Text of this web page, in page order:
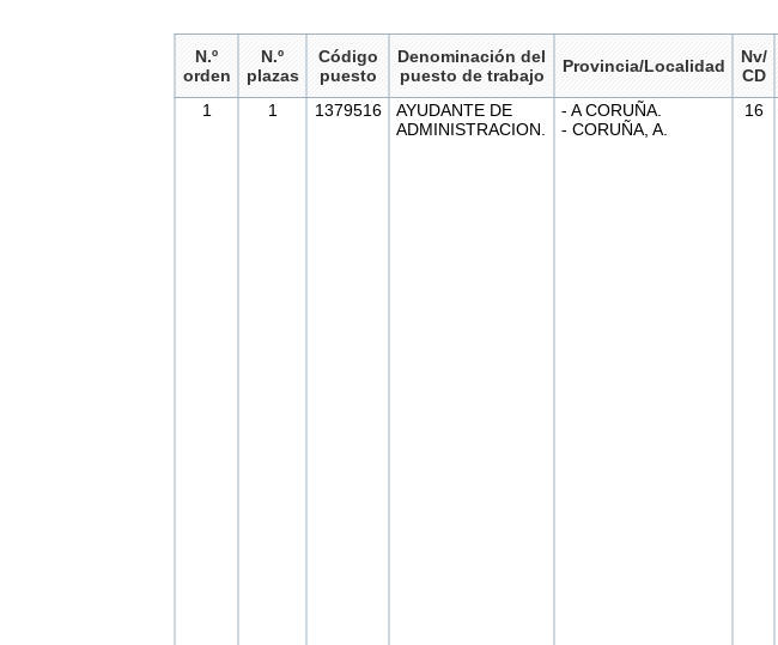
N.º
orden
N.º
plazas
Código
puesto
Denominación del
puesto de trabajo
Provincia/Localidad
Nv/
CD
1 1 1379516
AYUDANTE DE
ADMINISTRACION.
- A CORUÑA.
- CORUÑA, A.
16